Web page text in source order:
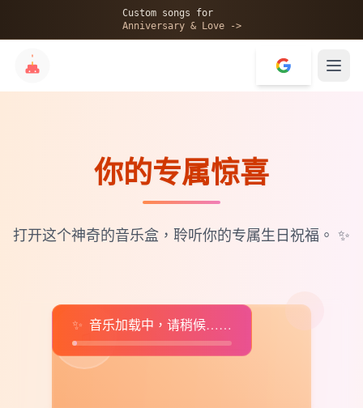
Custom songs for
Anniversary & Love ->
💝
你的专属惊喜
打开这个神奇的音乐盒，聆听你的专属生日祝福。 ✨
♫
✨ 音乐加载中，请稍候……